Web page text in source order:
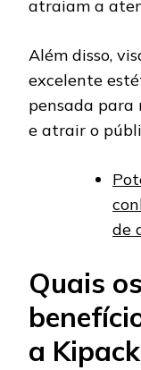
atraiam a
Além disso,
excelente
pensada
e atrair o
de
Quais
a